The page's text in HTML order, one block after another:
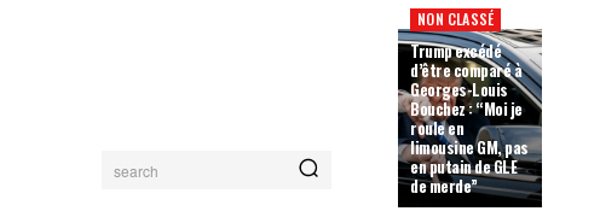
search
NON CLASSÉ
Trump excédé
d’être comparé à
Georges-Louis
Bouchez : “Moi je
roule en
limousine GM, pas
en putain de GLE
de merde”